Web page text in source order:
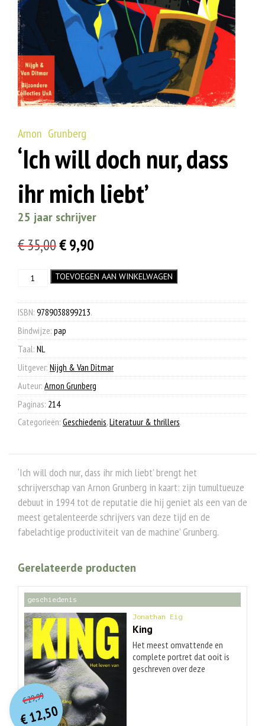
Arnon Grunberg
‘Ich will doch nur, dass
ihr mich liebt’
25 jaar schrijver
€35,00Oorspronkelijke
was:
€ 35,00.
€9,90
is:
€ 9,90.
nur,
dass
ihr
mich
liebt'
aantal
TOEVOEGEN AAN WINKELWAGEN
ISBN: 9789038899213.
Bindwijze: pap
Taal: NL
Uitgever: Nijgh & Van Ditmar
Auteur: Arnon Grunberg
Paginas: 214
Categorieën: Geschiedenis,Literatuur & thrillers.
‘Ich will doch nur, dass ihr mich liebt’ brengt het
schrijverschap van Arnon Grunberg in kaart: zijn tumultueuze
debuut in 1994 tot de reputatie die hij geniet als een van de
meest getalenteerde schrijvers van deze tijd en de
fabelachtige productiviteit van de machine’ Grunberg.
Gerelateerde producten
geschiedenis
Jonathan Eig
King
Het meest omvattende en
complete portret dat ooit is
geschreven over deze
€29,99O
orspr
onkelijke
prijs
was:
€12,50
Huidige
prijs
is: